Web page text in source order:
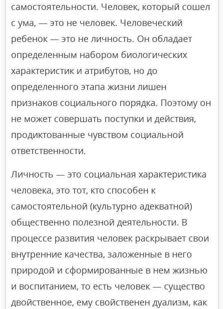
самостоятельности. Человек, который сошел
с ума, — это не человек. Человеческий
ребенок — это не личность. Он обладает
определенным набором биологических
характеристик и атрибутов, но до
определенного этапа жизни лишен
признаков социального порядка. Поэтому он
не может совершать поступки и действия,
продиктованные чувством социальной
ответственности.
Личность — это социальная характеристика
человека, это тот, кто способен к
самостоятельной (культурно адекватной)
общественно полезной деятельности. В
процессе развития человек раскрывает свои
внутренние качества, заложенные в него
природой и сформированные в нем жизнью
и воспитанием, то есть человек — существо
двойственное, ему свойственен дуализм, как